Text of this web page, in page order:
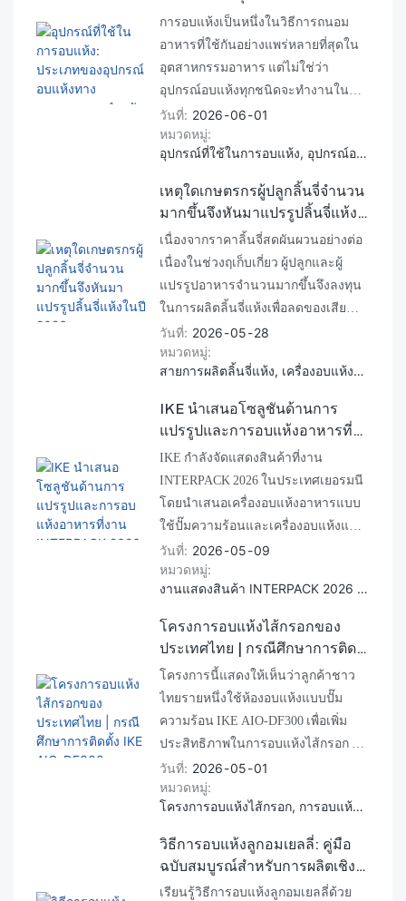
อุตสาหกรรมสำหรับกระบวนการ
แปรรูปอาหาร
การอบแห้งเป็นหนึ่งในวิธีการถนอม
อาหารที่ใช้กันอย่างแพร่หลายที่สุดใน
อุตสาหกรรมอาหาร แต่ไม่ใช่ว่า
อุปกรณ์อบแห้งทุกชนิดจะทำงานใน
ลักษณะเดียวกัน ตั้งแต่เครื่องอบแห้ง
ด้วยลมร้อนและเครื่องอบแห้งด้วย
อินฟราเรด ไปจนถึงเครื่องอบแห้งแบบ
แช่แข็งและเครื่องอบแห้งแบบปั๊มความ
ร้อน เทคโนโลยีแต่ละชนิดมีข้อดีและ
ข้อจำกัดเฉพาะตัว คู่มือนี้จะสำรวจ
อุปกรณ์ที่ใช้กันทั่วไปในการอบแห้ง
เปรียบเทียบประสิทธิภาพ และอธิบาย
ว่าผู้แปรรูปอาหารสามารถเลือก
โซลูชันที่เหมาะสมได้อย่างไร โดย
พิจารณาจากประเภทของผลิตภัณฑ์
ข้อกำหนดด้านคุณภาพ และต้นทุนการ
วันที่ 2026 06 01
หมวดหมู่
อุปกรณ์ที่ใช้ในการอบแห้ง, อุปกรณ์อบแห้งทางอุตสาหกรรม, อุปกรณ์อบแห้งอาหาร
เหตุใดเกษตรกรผู้ปลูกลิ้นจี่จำนวน
มากขึ้นจึงหันมาแปรรูปลิ้นจี่แห้ง
ในปี 2026
เนื่องจากราคาลิ้นจี่สดผันผวนอย่างต่อ
เนื่องในช่วงฤเก็บเกี่ยว ผู้ปลูกและผู้
แปรรูปอาหารจำนวนมากขึ้นจึงลงทุน
ในการผลิตลิ้นจี่แห้งเพื่อลดของเสีย
และเพิ่มผลกำไร เมื่อเทียบกับการขาย
ผลไม้สดที่มีอายุการเก็บรักษาค่อนข้าง
สั้น ผลิตภัณฑ์ลิ้นจี่แห้งมีอายุการเก็บ
รักษาที่ยาวนานกว่า เข้าถึงตลาดได้
กว้างกว่า และมีราคาที่คงที่กว่า
บทความนี้จะสำรวจว่าสายการผลิต
ลิ้นจี่ที่ทันสมัย ​​ซึ่งรวมถึงระบบการ
ทำความสะอาด การคัดเกรด การอบ
แห้ง และการบรรจุภัณฑ์ ช่วยให้ผู้ผลิต
สร้างธุรกิจที่ยั่งยืนและมีกำไรมากขึ้น
ได้อย่างไร
วันที่ 2026 05 28
หมวดหมู่
สายการผลิตลิ้นจี่แห้ง, เครื่องอบแห้งลิ้นจี่, เครื่องอบแห้งลิ้นจี่แบบใช้ปั๊มความร้อน
IKE นำเสนอโซลูชันด้านการ
แปรรูปและการอบแห้งอาหารที่
งาน INTERPACK 2026
IKE กำลังจัดแสดงสินค้าที่งาน
INTERPACK 2026 ในประเทศเยอรมนี
โดยนำเสนอเครื่องอบแห้งอาหารแบบ
ใช้ปั๊มความร้อนและเครื่องอบแห้งแบบ
แช่แข็งอเนกประสงค์ขนาดกะทัดรัด
ได้แก่ รุ่น FVD-H4, FVD-H6 และ FVD-
H12 ผู้เข้าชมสามารถชมการสาธิตการ
อบแห้งแบบสดๆ และค้นพบว่าทำไม
ลูกค้าในยุโรปจำนวนมากจึงนิยมผลไม้
อบแห้งแบบธรรมชาติที่ผลิตด้วย
เทคโนโลยีการอบแห้งแบบปั๊มความ
ร้อน
วันที่ 2026 05 09
หมวดหมู่
งานแสดงสินค้า INTERPACK 2026 เครื่องอบแห้งแบบแช่แข็ง เครื่องอบแห้งอาหารแบบปั๊มความร้อน
โครงการอบแห้งไส้กรอกของ
ประเทศไทย | กรณีศึกษาการติด
ตั้ง IKE AIO-DF300
โครงการนี้แสดงให้เห็นว่าลูกค้าชาว
ไทยรายหนึ่งใช้ห้องอบแห้งแบบปั๊ม
ความร้อน IKE AIO-DF300 เพื่อเพิ่ม
ประสิทธิภาพในการอบแห้งไส้กรอก ลด
การใช้พลังงาน และรักษาคุณภาพของ
ผลิตภัณฑ์ให้คงที่
วันที่ 2026 05 01
หมวดหมู่
โครงการอบแห้งไส้กรอก, การอบแห้งไส้กรอกในประเทศไทย, เครื่องอบแห้งไส้กรอกเชิงพาณิชย์
วิธีการอบแห้งลูกอมเยลลี่: คู่มือ
ฉบับสมบูรณ์สำหรับการผลิตเชิง
พาณิชย์
เรียนรู้วิธีการอบแห้งลูกอมเยลลี่ด้วย